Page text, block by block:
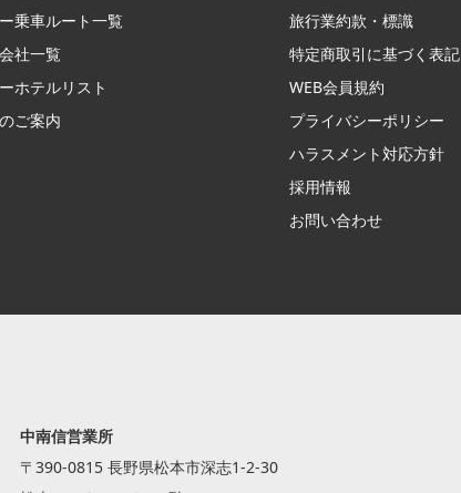
乗車ルート一覧
社一覧
ホテルリスト
ご案内
旅行業約款・標識
特定商取引に基づく表記
WEB会員規約
プライバシーポリシー
ハラスメント対応方針
採用情報
お問い合わせ
中南信営業所
〒390-0815 長野県松本市深志1-2-30